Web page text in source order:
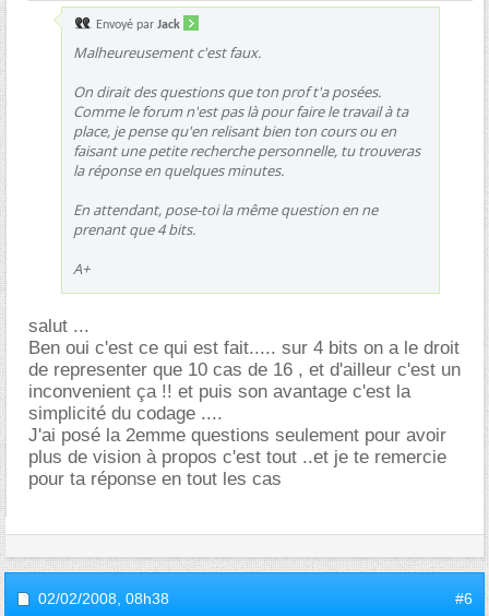
Envoyé par Jack
Malheureusement c'est faux.
On dirait des questions que ton prof t'a posées.
Comme le forum n'est pas là pour faire le travail à ta
place, je pense qu'en relisant bien ton cours ou en
faisant une petite recherche personnelle, tu trouveras
la réponse en quelques minutes.
En attendant, pose-toi la même question en ne
prenant que 4 bits.
A+
salut ...
Ben oui c'est ce qui est fait..... sur 4 bits on a le droit
de representer que 10 cas de 16 , et d'ailleur c'est un
inconvenient ça !! et puis son avantage c'est la
simplicité du codage ....
J'ai posé la 2emme questions seulement pour avoir
plus de vision à propos c'est tout ..et je te remercie
pour ta réponse en tout les cas
02/02/2008, 08h38 #6